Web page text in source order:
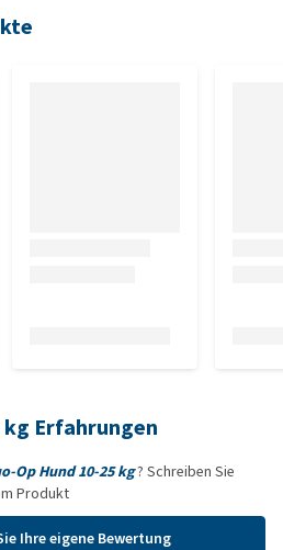
kg Erfahrungen
Op Hund 10-25 kg? Schreiben Sie
Produkt
Ihre eigene Bewertung